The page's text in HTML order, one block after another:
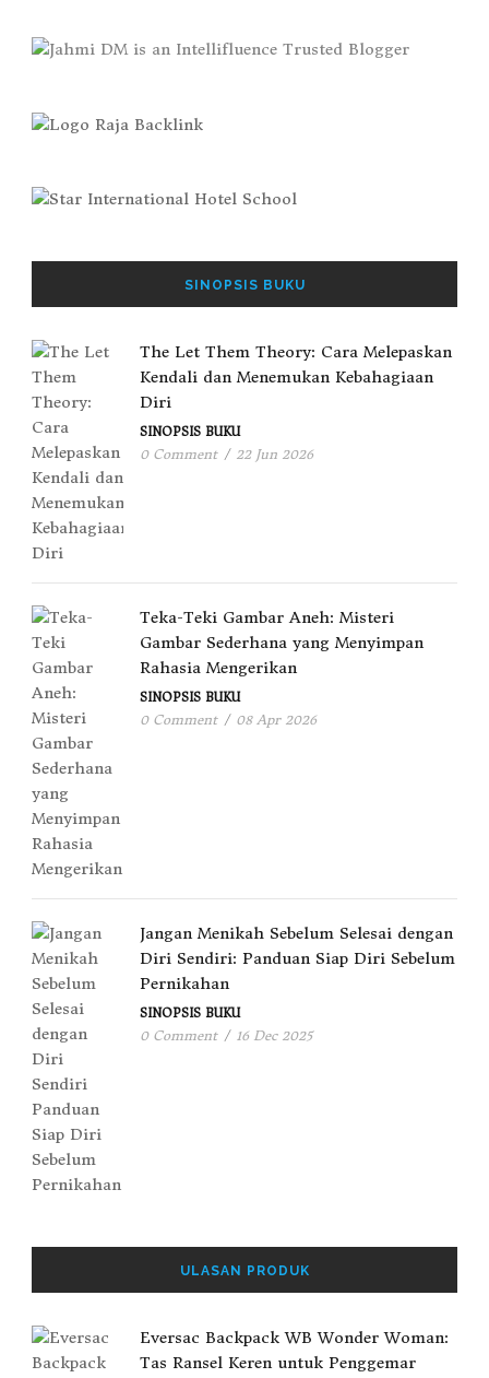
SINOPSIS BUKU
The Let Them Theory: Cara Melepaskan
Kendali dan Menemukan Kebahagiaan
Diri
SINOPSIS BUKU
0 Comment / 22 Jun 2026
Teka-Teki Gambar Aneh: Misteri
Gambar Sederhana yang Menyimpan
Rahasia Mengerikan
SINOPSIS BUKU
0 Comment / 08 Apr 2026
Jangan Menikah Sebelum Selesai dengan
Diri Sendiri: Panduan Siap Diri Sebelum
Pernikahan
SINOPSIS BUKU
0 Comment / 16 Dec 2025
ULASAN PRODUK
Eversac Backpack WB Wonder Woman:
Tas Ransel Keren untuk Penggemar